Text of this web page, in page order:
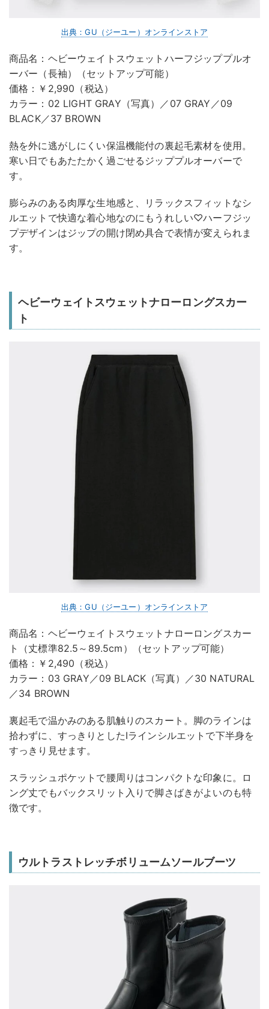
出典：GU（ジーユー）オンラインストア
商品名：ヘビーウェイトスウェットハーフジッププルオ
ーバー（長袖）（セットアップ可能）
価格：￥2,990（税込）
カラー：02 LIGHT GRAY（写真）／07 GRAY／09
BLACK／37 BROWN
熱を外に逃がしにくい保温機能付の裏起毛素材を使用。
寒い日でもあたたかく過ごせるジッププルオーバーで
す。
膨らみのある肉厚な生地感と、リラックスフィットなシ
ルエットで快適な着心地なのにもうれしい♡ハーフジッ
プデザインはジップの開け閉め具合で表情が変えられま
す。
ヘビーウェイトスウェットナローロングスカー
ト
出典：GU（ジーユー）オンラインストア
商品名：ヘビーウェイトスウェットナローロングスカー
ト（丈標準82.5～89.5cm）（セットアップ可能）
価格：￥2,490（税込）
カラー：03 GRAY／09 BLACK（写真）／30 NATURAL
／34 BROWN
裏起毛で温かみのある肌触りのスカート。脚のラインは
拾わずに、すっきりとしたIラインシルエットで下半身を
すっきり見せます。
スラッシュポケットで腰周りはコンパクトな印象に。ロ
ング丈でもバックスリット入りで脚さばきがよいのも特
徴です。
ウルトラストレッチボリュームソールブーツ